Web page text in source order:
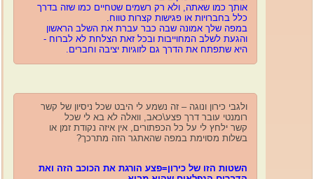
אותך כמו שאתה, ולא רק רשמים שטחיים כמו שזה בדרך
כלל בחברויות או פגישות קצרות טווח.
במפה שלך אמונה שבה כבר עברת את השלב הראשון
והגעת לשלב המחוייבות ובכל זאת הצלחת לא לברוח -
היא שתפתח את הדרך גם לזוגיות יציבה וחברים.
ולגבי כירון ונוגה – זה נשמע לי היבט שכל ניסיון של קשר
רומנטי עובר דרך פצע\כאב, וואלה לא בא לי שכל
קשר ילחץ לי על כל הכפתורים, אין איזה נקודת זמן או
בשלות מסוימת במפה שהאתגר הזה מתרכך?
השטות הזו של כירון=פצע הורגת את הכוכב הזה ואת